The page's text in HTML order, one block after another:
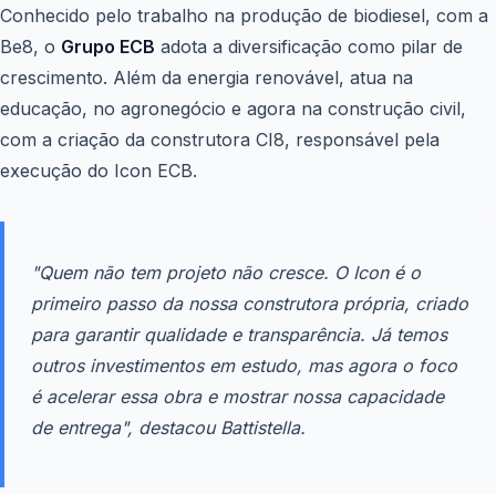
Conhecido pelo trabalho na produção de biodiesel, com a
Be8, o Grupo ECB adota a diversificação como pilar de
crescimento. Além da energia renovável, atua na
educação, no agronegócio e agora na construção civil,
com a criação da construtora CI8, responsável pela
execução do Icon ECB.
"Quem não tem projeto não cresce. O Icon é o
primeiro passo da nossa construtora própria, criado
para garantir qualidade e transparência. Já temos
outros investimentos em estudo, mas agora o foco
é acelerar essa obra e mostrar nossa capacidade
de entrega", destacou Battistella.